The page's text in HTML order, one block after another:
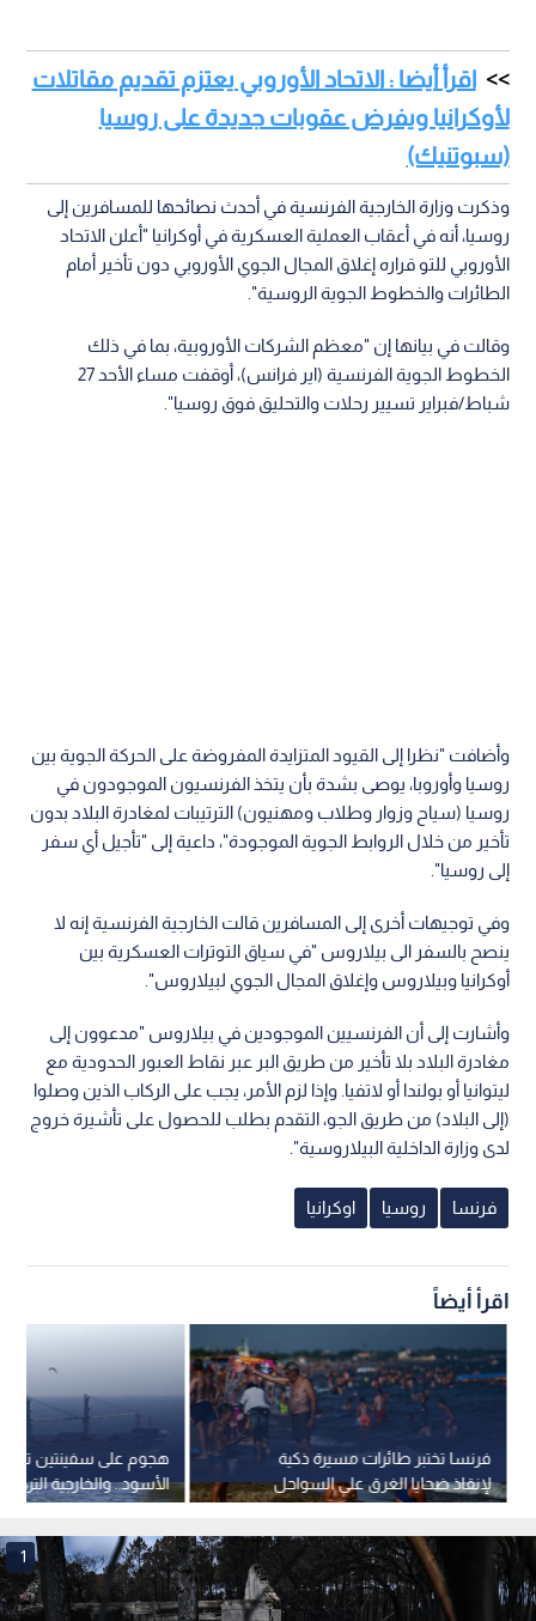
اقرأ أيضا : الاتحاد الأوروبي يعتزم تقديم مقاتلات
لأوكرانيا ويفرض عقوبات جديدة على روسيا
(سبوتنيك)
وذكرت وزارة الخارجية الفرنسية في أحدث نصائحها للمسافرين إلى
روسيا، أنه في أعقاب العملية العسكرية في أوكرانيا "أعلن الاتحاد
الأوروبي للتو قراره إغلاق المجال الجوي الأوروبي دون تأخير أمام
الطائرات والخطوط الجوية الروسية".
وقالت في بيانها إن "معظم الشركات الأوروبية، بما في ذلك
الخطوط الجوية الفرنسية (اير فرانس)، أوقفت مساء الأحد 27
شباط/فبراير تسيير رحلات والتحليق فوق روسيا".
وأضافت "نظرا إلى القيود المتزايدة المفروضة على الحركة الجوية بين
روسيا وأوروبا، يوصى بشدة بأن يتخذ الفرنسيون الموجودون في
روسيا (سياح وزوار وطلاب ومهنيون) الترتيبات لمغادرة البلاد بدون
تأخير من خلال الروابط الجوية الموجودة"، داعية إلى "تأجيل أي سفر
إلى روسيا".
وفي توجيهات أخرى إلى المسافرين قالت الخارجية الفرنسية إنه لا
ينصح بالسفر الى بيلاروس "في سياق التوترات العسكرية بين
أوكرانيا وبيلاروس وإغلاق المجال الجوي لبيلاروس".
وأشارت إلى أن الفرنسيين الموجودين في بيلاروس "مدعوون إلى
مغادرة البلاد بلا تأخير من طريق البر عبر نقاط العبور الحدودية مع
ليتوانيا أو بولندا أو لاتفيا. وإذا لزم الأمر، يجب على الركاب الذين وصلوا
(إلى البلاد) من طريق الجو، التقدم بطلب للحصول على تأشيرة خروج
لدى وزارة الداخلية البيلاروسية".
فرنسا روسيا اوكرانيا
اقرأ أيضاً
هجوم على سفينتين
الأسود.. والخارجية
فرنسا تختبر طائرات مسيرة ذكية
لإنقاذ ضحايا الغرق على السواحل
1